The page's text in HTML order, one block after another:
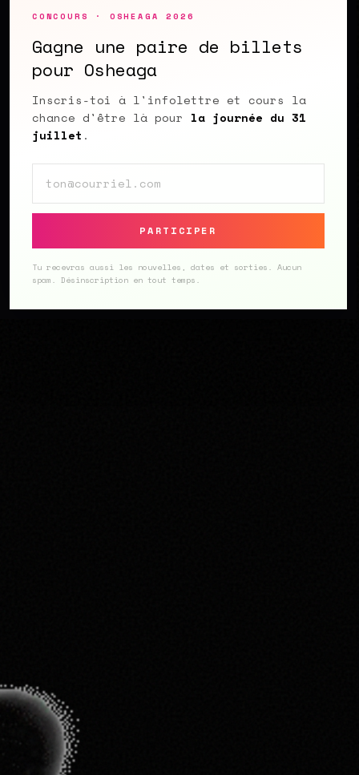
CONCOURS · OSHEAGA 2026
Gagne une paire de billets
pour Osheaga
Inscris-toi à l'infolettre et cours la
chance d'être là pour la journée du 31
juillet .
PARTICIPER
Tu recevras aussi les nouvelles, dates et sorties. Aucun
spam. Désinscription en tout temps.